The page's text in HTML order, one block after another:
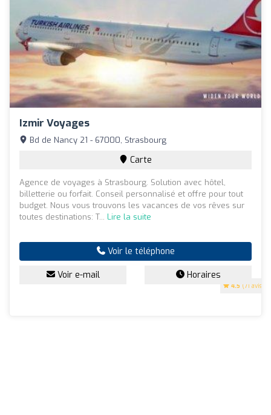
Izmir Voyages
4.5 (71 avis)
Bd de Nancy 21 - 67000, Strasbourg
Carte
Agence de voyages à Strasbourg. Solution avec hôtel,
billetterie ou forfait. Conseil personnalisé et offre pour tout
budget. Nous vous trouvons les vacances de vos rêves sur
toutes destinations: T... Lire la suite
Voir le téléphone
Voir e-mail Horaires